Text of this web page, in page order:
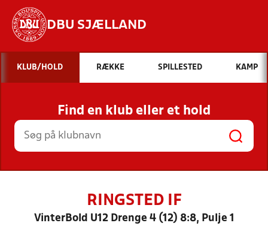
DBU SJÆLLAND
Hvad vil du søge efter?
INDHOLD OG NYHEDER
STILLINGER, RESULTATER, KLUBBER OG
HOLD
KLUB/HOLD RÆKKE SPILLESTED KAMP
Find en klub eller et hold
RINGSTED IF
VinterBold U12 Drenge 4 (12) 8:8, Pulje 1